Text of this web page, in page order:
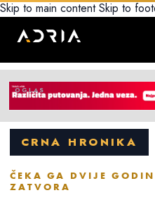
Skip to main content Skip to
CRNA HRONIKA
ČEKA GA DVIJE
ZATVORA